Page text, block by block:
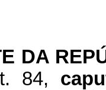
DA
84,